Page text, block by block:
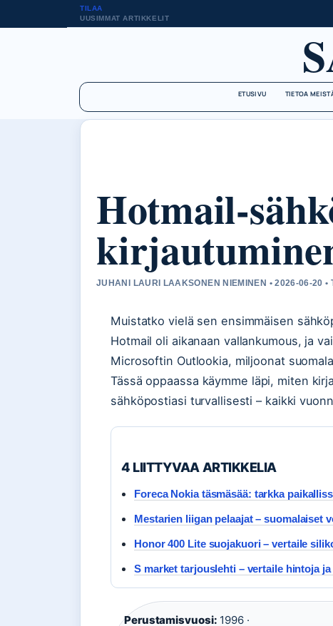
TILAA
UUSIMMAT ARTIKKELIT
ETUSIVU TIETOA
Hotmail-
JUHANI LAURI LAAKSONEN NIEMINEN • 2026-06-20 •
Muistatko vielä sen ensimmäisen
Hotmail oli aikanaan vallankumous, ja
Microsoftin Outlookia, miljoonat
Tässä oppaassa käymme läpi, miten
sähköpostiasi turvallisesti – kaikki
4 LIITTYVAA ARTIKKELIA
Foreca Nokia täsmäsää: tarkka
Mestarien liigan pelaajat – suomalaiset
Honor 400 Lite suojakuori – vertaile
S market tarjouslehti – vertaile hintoja ja
Perustamisvuosi: 1996 ·